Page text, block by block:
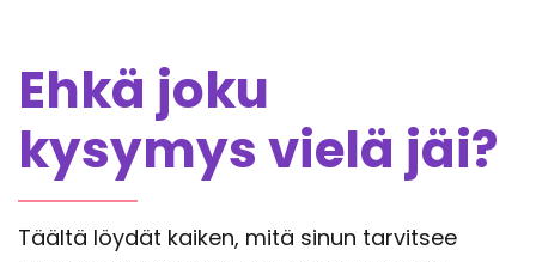
Ehkä joku
kysymys vielä jäi?
Täältä löydät kaiken, mitä sinun tarvitsee